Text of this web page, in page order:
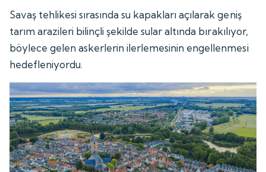
Savaş tehlikesi sırasında su kapakları açılarak geniş
tarım arazileri bilinçli şekilde sular altında bırakılıyor,
böylece gelen askerlerin ilerlemesinin engellenmesi
hedefleniyordu.